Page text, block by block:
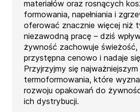
materiałów oraz rosnących
formowania, napełniania i
oferować znacznie więcej niż
niezawodną pracę – dziś
żywność zachowuje
przystępna cenowo i nadaje
Przyjrzyjmy się
termoformowania, które
rozwoju opakowań do
ich dystrybucji.